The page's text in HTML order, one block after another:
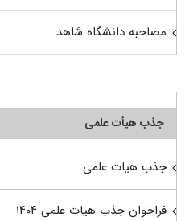
مصاحبه دانشگاه شاهد
جذب هیأت علمی
جذب هیات علمی
فراخوان جذب هیات علمی ۱۴۰۴